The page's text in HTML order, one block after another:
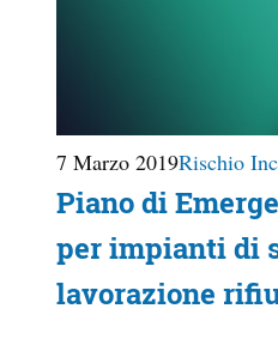
7 Marzo 2019Rischio
Piano di
per impianti di
lavorazione